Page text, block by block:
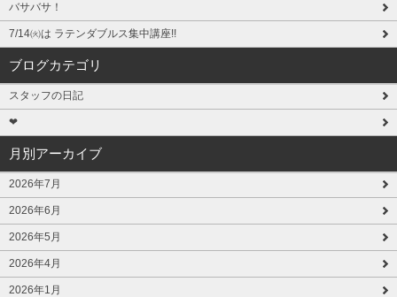
バサバサ！
7/14㈫は ラテンダブルス集中講座!!
ブログカテゴリ
スタッフの日記
❤
月別アーカイブ
2026年7月
2026年6月
2026年5月
2026年4月
2026年1月